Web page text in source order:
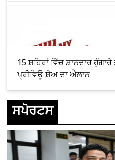
15 ਸ਼ਹਿਰਾਂ ਵਿੱਚ ਸ਼ਾਨਦਾਰ
ਪ੍ਰੀਵਿਊ ਸ਼ੋਅ ਦਾ ਐਲਾਨ
ਸਪੋਰਟਸ